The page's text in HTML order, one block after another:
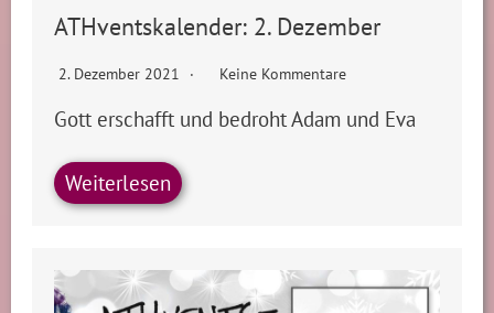
ATHventskalender: 2. Dezember
2. Dezember 2021 Keine Kommentare
Gott erschafft und bedroht Adam und Eva
Weiterlesen